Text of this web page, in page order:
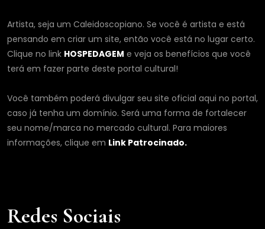
Artista, seja um Caleidoscopiano. Se você é artista e está
pensando em criar um site, então você está no lugar certo.
Clique no link HOSPEDAGEM e veja os benefícios que você
terá em fazer parte deste portal cultural!
Você também poderá divulgar seu site oficial aqui no portal,
caso já tenha um domínio. Será uma forma de fortalecer
seu nome/marca no mercado cultural. Para maiores
informações, clique em Link Patrocinado.
Redes Sociais